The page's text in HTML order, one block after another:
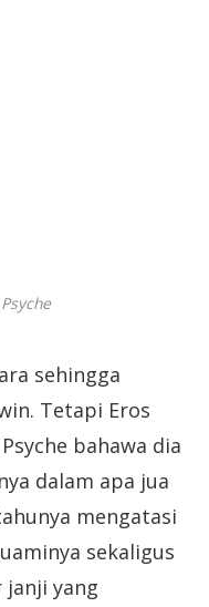
sehingga
Tetapi Eros
bahawa dia
dalam apa jua
mengatasi
sekaligus
janji yang